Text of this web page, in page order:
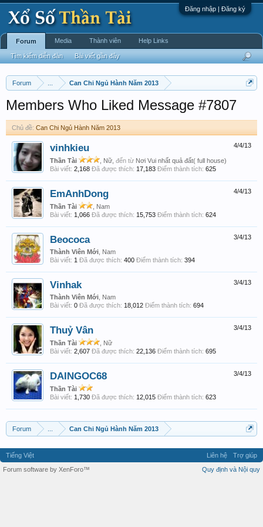
Đăng nhập | Đăng ký
Forum Can Chi Ngủ Hành Năm 2013
Members Who Liked Message #7807
Chủ đề: Can Chi Ngủ Hành Năm 2013
4/4/13
vinhkieu
Thần Tài , Nữ, đến từ Nơi Vui nhất quả đất( full house)
Bài viết: 2,168 Đã được thích: 17,183 Điểm thành tích: 625
4/4/13
EmAnhDong
Thần Tài
, Nam
Bài viết: 1,066 Đã được thích: 15,753 Điểm thành tích: 624
3/4/13
Beococa
Thành Viên Mới , Nam
Bài viết: 1 Đã được thích: 400 Điểm thành tích: 394
3/4/13
Vinhak
Thành Viên Mới , Nam
Bài viết: 0 Đã được thích: 18,012 Điểm thành tích: 694
3/4/13
Thuỷ Vân
Thần Tài
, Nữ
Bài viết: 2,607 Đã được thích: 22,136 Điểm thành tích: 695
3/4/13
DAINGOC68
Thần Tài
Bài viết: 1,730 Đã được thích: 12,015 Điểm thành tích: 623
Forum Can Chi Ngủ Hành Năm 2013
Forum
Tìm kiếm diễn đàn Bài viết gần đây
Media Thành viên Help Links
Tiếng Việt Liên hệ
Trợ giúp
Quy định và Nội quy
Forum software by XenForo™